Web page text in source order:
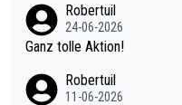
mal 40+ erst recht. Da gewinnst keinen Blumentopf - ist ja noc
h krasser wie ein Pokalspiel eines Kreisligisten vs einem Bund
Robertuil
24-06-2026
Ganz tolle Aktion!
Robertuil
11-06-2026